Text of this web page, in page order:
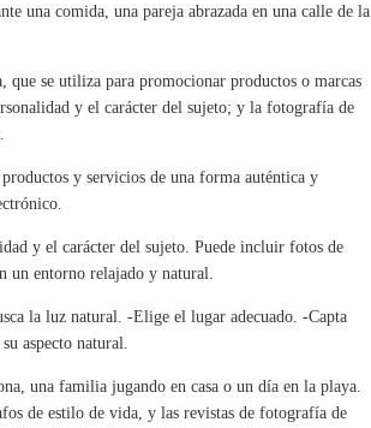
una comida, una pareja abrazada en una calle de la
se utiliza para promocionar productos o marcas
y el carácter del sujeto; y la fotografía de
y servicios de una forma auténtica y
y el carácter del sujeto. Puede incluir fotos de
un entorno relajado y natural.
la luz natural. -Elige el lugar adecuado. -Capta
aspecto natural.
una familia jugando en casa o un día en la playa.
de estilo de vida, y las revistas de fotografía de